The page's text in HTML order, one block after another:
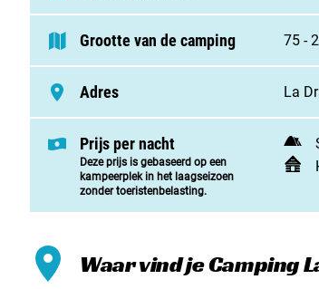
Meld mijn camping aan
Contact opnemen
Grootte van de camping 75 -
Adres La
Prijs per nacht
Deze prijs is gebaseerd op een
kampeerplek in het laagseizoen
zonder toeristenbelasting.
Waar vind je Camping